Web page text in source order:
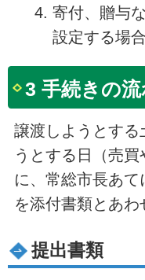
寄付、贈与
設定する場合
3 手続きの
譲渡しようとする
うとする日（売
に、常総市長あて
を添付書類とあわ
提出書類